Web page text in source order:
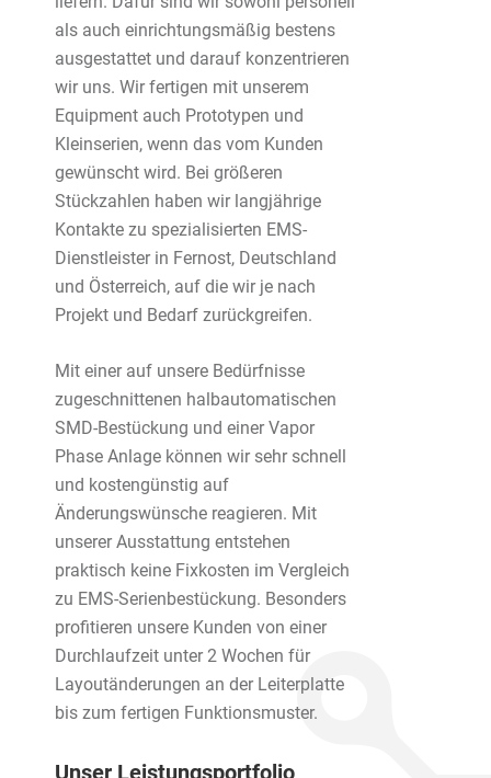
als auch einrichtungsmäßig bestens
ausgestattet und darauf konzentrieren
wir uns. Wir fertigen mit unserem
Equipment auch Prototypen und
Kleinserien, wenn das vom Kunden
gewünscht wird. Bei größeren
Stückzahlen haben wir langjährige
Kontakte zu spezialisierten EMS-
Dienstleister in Fernost, Deutschland
und Österreich, auf die wir je nach
Projekt und Bedarf zurückgreifen.
Mit einer auf unsere Bedürfnisse
zugeschnittenen halbautomatischen
SMD-Bestückung und einer Vapor
Phase Anlage können wir sehr schnell
und kostengünstig auf
Änderungswünsche reagieren. Mit
unserer Ausstattung entstehen
praktisch keine Fixkosten im Vergleich
zu EMS-Serienbestückung. Besonders
profitieren unsere Kunden von einer
Durchlaufzeit unter 2 Wochen für
Layoutänderungen an der Leiterplatte
bis zum fertigen Funktionsmuster.
Unser Leistungsportfolio